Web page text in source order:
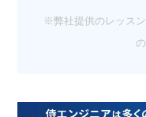
※弊社提供のレッス